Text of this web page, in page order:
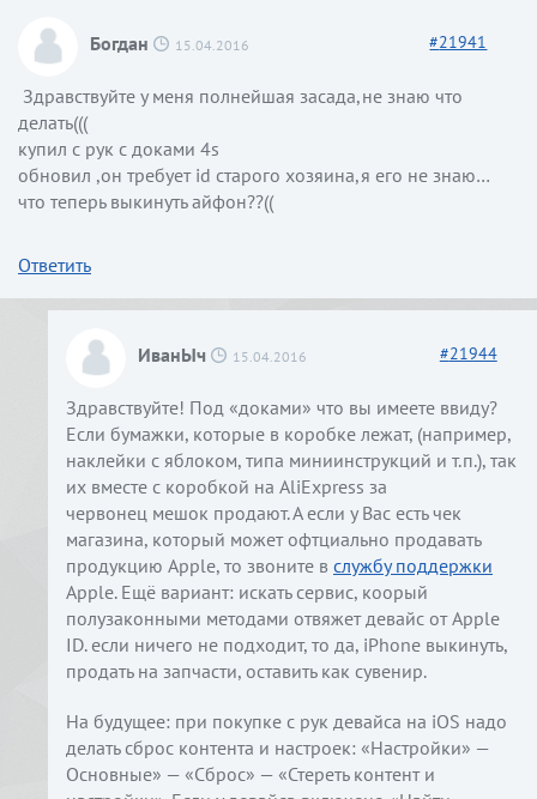
Богдан 15.04.2016 #21941
Здравствуйте у меня полнейшая засада,не знаю что
делать(((
купил с рук с доками 4s
обновил ,он требует id старого хозяина,я его не знаю…
что теперь выкинуть айфон??((
Ответить
ИванЫч 15.04.2016 #21944
Здравствуйте! Под «доками» что вы имеете ввиду?
Если бумажки, которые в коробке лежат, (например,
наклейки с яблоком, типа миниинструкций и т.п.), так
их вместе с коробкой на AliExpress за
червонец мешок продают. А если у Вас есть чек
магазина, который может офтциально продавать
продукцию Apple, то звоните в службу поддержки
Apple. Ещё вариант: искать сервис, коорый
полузаконными методами отвяжет девайс от Apple
ID. если ничего не подходит, то да, iPhone выкинуть,
продать на запчасти, оставить как сувенир.
На будущее: при покупке с рук девайса на iOS надо
делать сброс контента и настроек: «Настройки» —
Основные» — «Сброс» — «Стереть контент и